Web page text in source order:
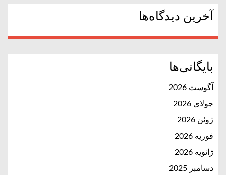
آخرین دیدگاه‌ها
بایگانی‌ها
آگوست 2026
جولای 2026
ژوئن 2026
فوریه 2026
ژانویه 2026
دسامبر 2025